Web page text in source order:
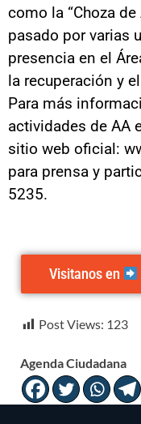
como la “Choza
pasado por varias
presencia en el
la recuperación y
Para más
actividades de AA
sitio web oficial:
para prensa y
5235.
Visitanos en
Visitanos en
Post Views: 123
Agenda Ciudadana